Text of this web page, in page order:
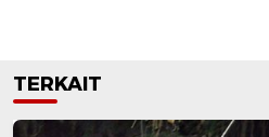
TERKAIT